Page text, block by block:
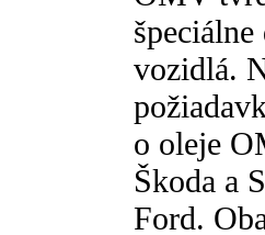
vozidlá.
o oleje
Škoda a
Ford.